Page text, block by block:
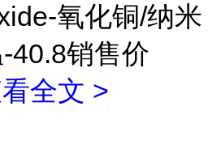
氧化铜/纳米
40.8销售价
全文 >